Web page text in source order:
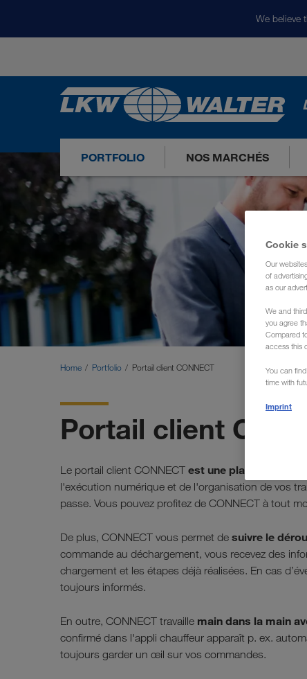
We believe
PORTFOLIO NOS MARCHÉS
Home Portfolio Portail client CONNECT
Portail client
Le portail client CONNECT est une plateforme en
l'exécution numérique et de l'organisation de vos
passe. Vous pouvez profitez de CONNECT à tout
De plus, CONNECT vous permet de suivre le
commande au déchargement, vous recevez des
chargement et les étapes déjà réalisées. En cas
toujours informés.
En outre, CONNECT travaille main dans la main
confirmé dans l'appli chauffeur apparaît p. ex.
toujours garder un œil sur vos commandes.
Cookie
Our
of
as our
We and
you agree
Compared
access this
You can
time with
Imprint